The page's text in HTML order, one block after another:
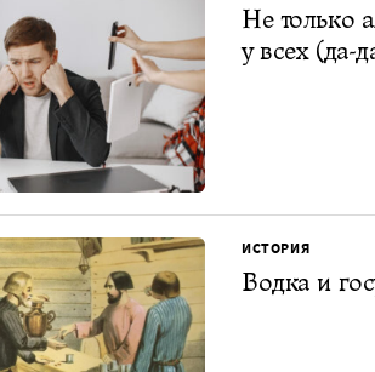
Не только
у всех (да-
ИСТОРИЯ
Водка и